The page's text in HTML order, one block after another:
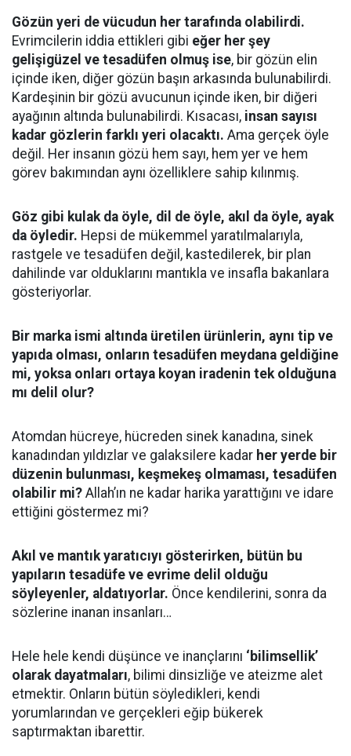
Gözün yeri de vücudun her tarafında olabilirdi.
Evrimcilerin iddia ettikleri gibi eğer her şey
gelişigüzel ve tesadüfen olmuş ise, bir gözün elin
içinde iken, diğer gözün başın arkasında bulunabilirdi.
Kardeşinin bir gözü avucunun içinde iken, bir diğeri
ayağının altında bulunabilirdi. Kısacası, insan sayısı
kadar gözlerin farklı yeri olacaktı. Ama gerçek öyle
değil. Her insanın gözü hem sayı, hem yer ve hem
görev bakımından aynı özelliklere sahip kılınmış.
Göz gibi kulak da öyle, dil de öyle, akıl da öyle, ayak
da öyledir. Hepsi de mükemmel yaratılmalarıyla,
rastgele ve tesadüfen değil, kastedilerek, bir plan
dahilinde var olduklarını mantıkla ve insafla bakanlara
gösteriyorlar.
Bir marka ismi altında üretilen ürünlerin, aynı tip ve
yapıda olması, onların tesadüfen meydana geldiğine
mi, yoksa onları ortaya koyan iradenin tek olduğuna
mı delil olur?
Atomdan hücreye, hücreden sinek kanadına, sinek
kanadından yıldızlar ve galaksilere kadar her yerde bir
düzenin bulunması, keşmekeş olmaması, tesadüfen
olabilir mi? Allah’ın ne kadar harika yarattığını ve idare
ettiğini göstermez mi?
Akıl ve mantık yaratıcıyı gösterirken, bütün bu
yapıların tesadüfe ve evrime delil olduğu
söyleyenler, aldatıyorlar. Önce kendilerini, sonra da
sözlerine inanan insanları…
Hele hele kendi düşünce ve inançlarını ‘bilimsellik’
olarak dayatmaları, bilimi dinsizliğe ve ateizme alet
etmektir. Onların bütün söyledikleri, kendi
yorumlarından ve gerçekleri eğip bükerek
saptırmaktan ibarettir.